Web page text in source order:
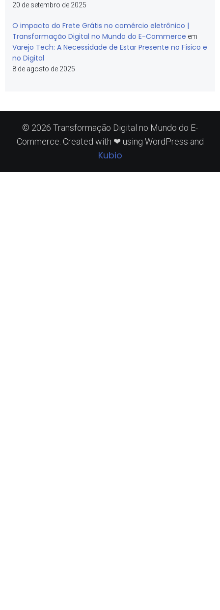
20 de setembro de 2025
O impacto do Frete Grátis no comércio eletrônico |
Transformação Digital no Mundo do E-Commerce em
Varejo Tech: A Necessidade de Estar Presente no Físico e
no Digital
8 de agosto de 2025
© 2026 Transformação Digital no Mundo do E-
Commerce. Created with ❤ using WordPress and
Kubio